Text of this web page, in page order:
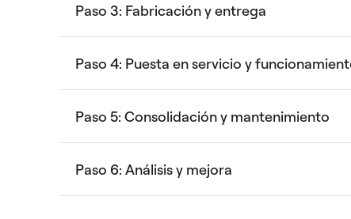
Paso 3: Fabricación y entrega
Paso 4: Puesta en servicio y
Paso 5: Consolidación y mantenimiento
Paso 6: Análisis y mejora